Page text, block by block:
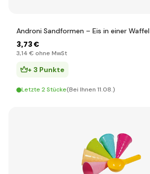
Androni Sandformen – Eis in einer Waffel
3,73 €
3,14 € ohne MwSt
+ 3 Punkte
Letzte 2 Stücke(Bei Ihnen 11.08.)